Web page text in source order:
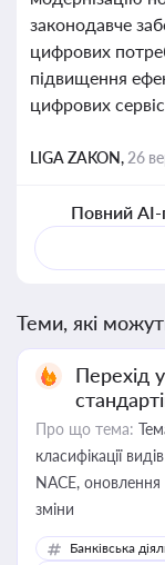
законодавче
цифрових
підвищення
цифрових
LIGA ZAKON, 26
Повний AI-
Теми, які
Перехід
Про що тема:
класифікації
NACE,
зміни
Банківська